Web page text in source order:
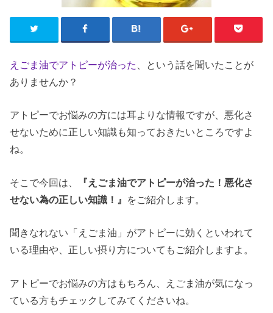
えごま油でアトピーが治った
、という話を聞いたことが
ありませんか？
アトピーでお悩みの方には耳よりな情報ですが、悪化さ
せないために正しい知識も知っておきたいところですよ
ね。
そこで今回は、
『えごま油でアトピーが治った！悪化さ
せない為の正しい知識！』 をご紹介します。
聞きなれない「えごま油」がアトピーに効くといわれて
いる理由や、正しい摂り方についてもご紹介しますよ。
アトピーでお悩みの方はもちろん、えごま油が気になっ
ている方もチェックしてみてくださいね。